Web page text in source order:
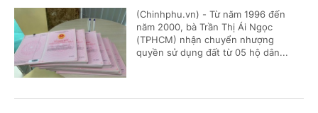
(Chinhphu.vn) - Từ năm 1996 đến
năm 2000, bà Trần Thị Ái Ngọc
(TPHCM) nhận chuyển nhượng
quyền sử dụng đất từ 05 hộ dân...